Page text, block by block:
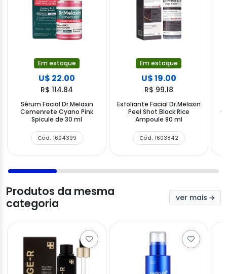
Em estoque
U$ 22.00
R$ 114.84
Sérum Facial Dr.Melaxin
Cemenrete Cyano Pink
Spicule de 30 ml
Cód. 1604399
Em estoque
U$ 19.00
R$ 99.18
Esfoliante Facial Dr.Melaxin
Peel Shot Black Rice
Ampoule 80 ml
Cód. 1603842
Produtos da mesma
categoria
ver mais